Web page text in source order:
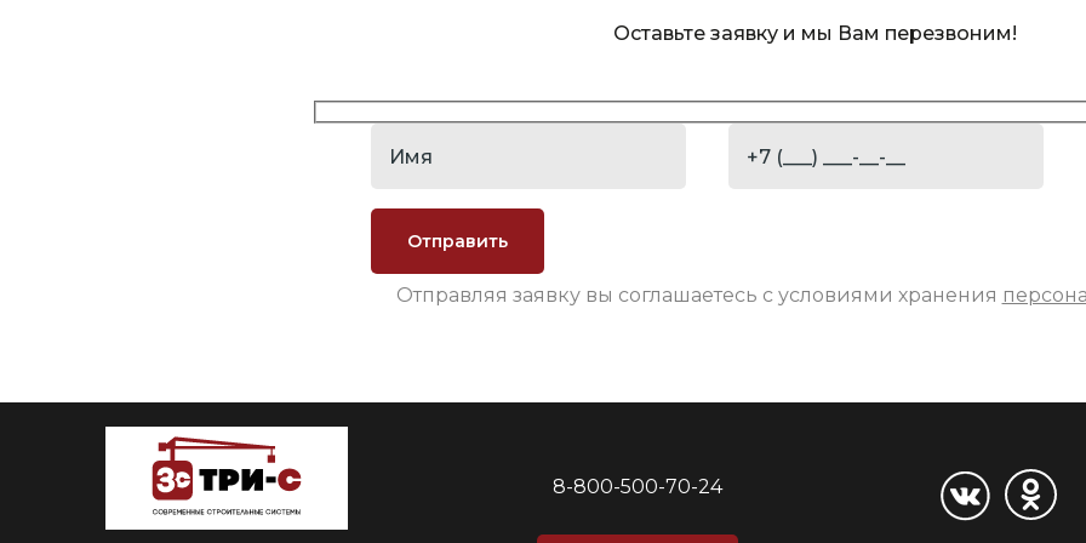
Оставьте заявку и мы Вам перезвоним!
Отправляя заявку вы соглашаетесь с условиями хранения
8-800-500-70-24